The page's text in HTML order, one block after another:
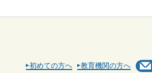
初めての方へ 教育機関の方へ